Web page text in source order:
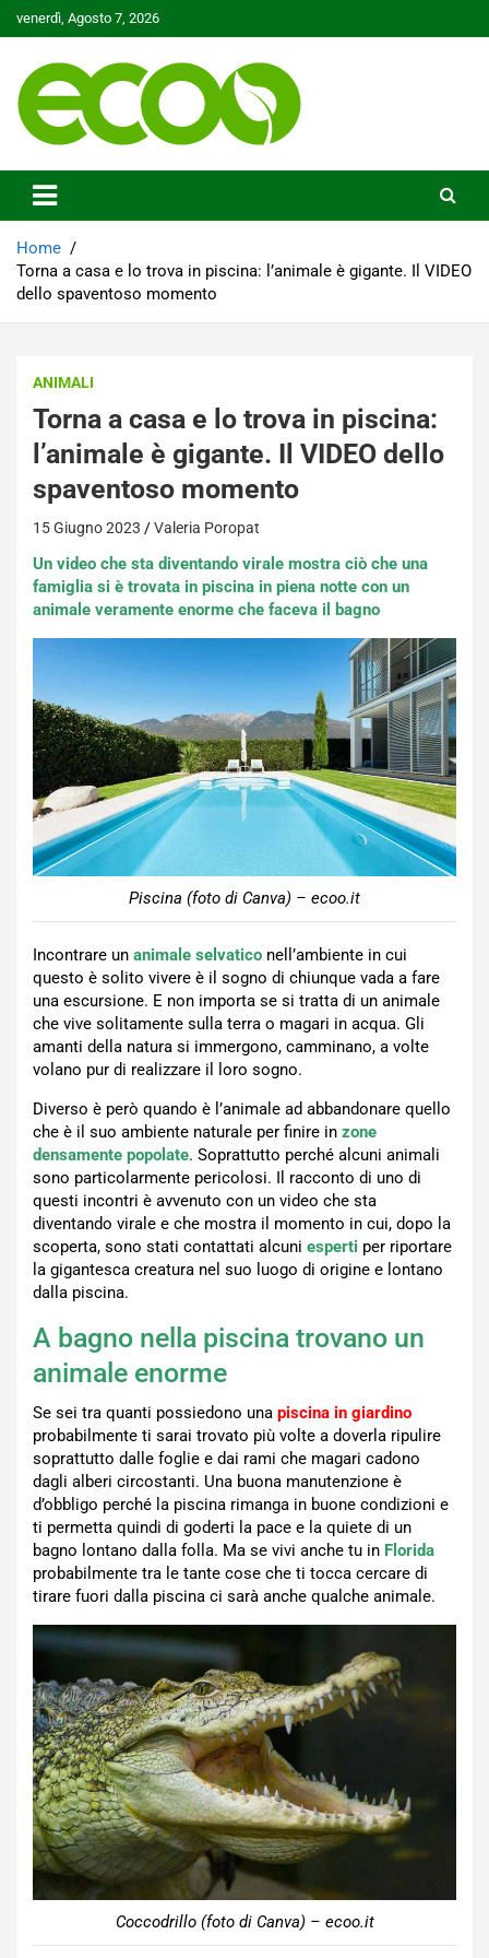
to
venerdì, Agosto 7, 2026
Ecoo.it
Home
Torna a casa e lo trova in piscina: l’animale è gigante. Il VIDEO
dello spaventoso momento
ANIMALI
Torna a casa e lo trova in piscina:
l’animale è gigante. Il VIDEO dello
spaventoso momento
15 Giugno 2023 Valeria Poropat
Un video che sta diventando virale mostra ciò che una
famiglia si è trovata in piscina in piena notte con un
animale veramente enorme che faceva il bagno
Piscina (foto di Canva) – ecoo.it
Incontrare un animale selvatico nell’ambiente in cui
questo è solito vivere è il sogno di chiunque vada a fare
una escursione. E non importa se si tratta di un animale
che vive solitamente sulla terra o magari in acqua. Gli
amanti della natura si immergono, camminano, a volte
volano pur di realizzare il loro sogno.
Diverso è però quando è l’animale ad abbandonare quello
che è il suo ambiente naturale per finire in zone
densamente popolate. Soprattutto perché alcuni animali
sono particolarmente pericolosi. Il racconto di uno di
questi incontri è avvenuto con un video che sta
diventando virale e che mostra il momento in cui, dopo la
scoperta, sono stati contattati alcuni esperti per riportare
la gigantesca creatura nel suo luogo di origine e lontano
dalla piscina.
A bagno nella piscina trovano un
animale enorme
Se sei tra quanti possiedono una piscina in giardino
probabilmente ti sarai trovato più volte a doverla ripulire
soprattutto dalle foglie e dai rami che magari cadono
dagli alberi circostanti. Una buona manutenzione è
d’obbligo perché la piscina rimanga in buone condizioni e
ti permetta quindi di goderti la pace e la quiete di un
bagno lontano dalla folla. Ma se vivi anche tu in Florida
probabilmente tra le tante cose che ti tocca cercare di
tirare fuori dalla piscina ci sarà anche qualche animale.
Coccodrillo (foto di Canva) – ecoo.it